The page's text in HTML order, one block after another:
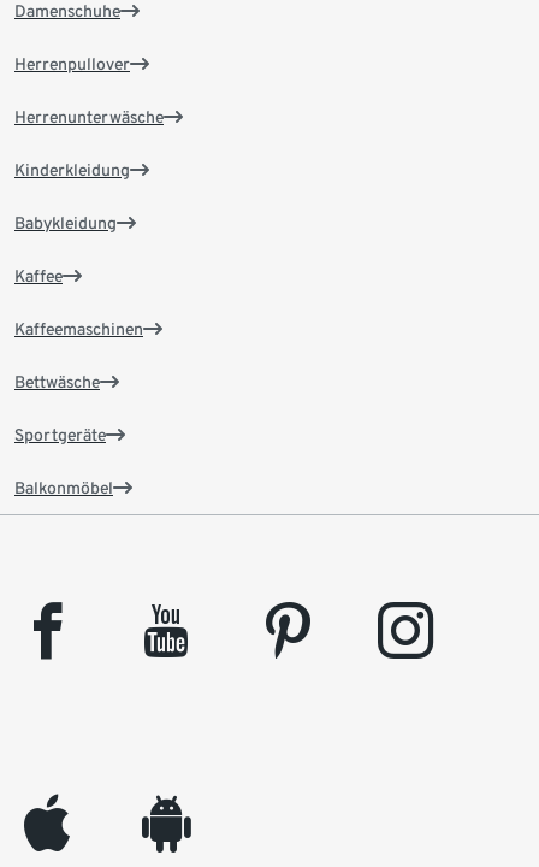
Damenschuhe
Herrenpullover
Herrenunterwäsche
Kinderkleidung
Babykleidung
Kaffee
Kaffeemaschinen
Bettwäsche
Sportgeräte
Balkonmöbel
facebook youtube pinterest instagram
appleinc android